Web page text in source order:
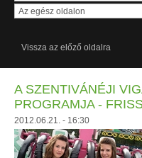
Vissza az előző oldalra
A SZENTIVÁNÉJI
PROGRAMJA -
2012.06.21. - 16:30